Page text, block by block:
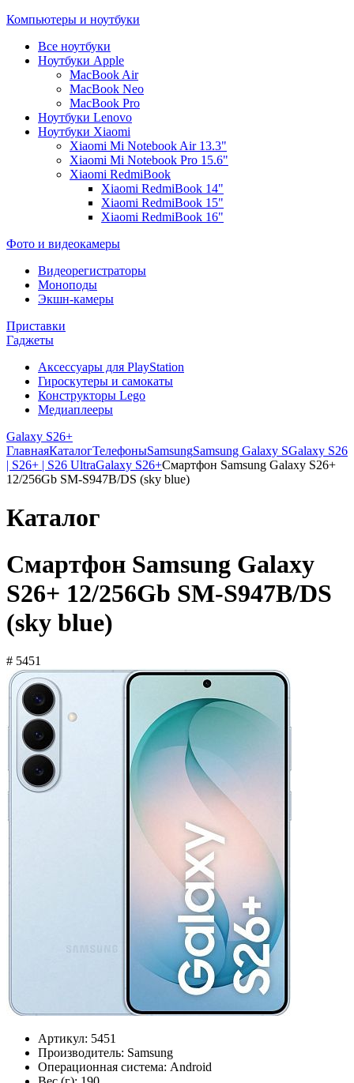
Компьютеры и ноутбуки
Все ноутбуки
Ноутбуки Apple
MacBook Air
MacBook Neo
MacBook Pro
Ноутбуки Lenovo
Ноутбуки Xiaomi
Xiaomi Mi Notebook Air 13.3"
Xiaomi Mi Notebook Pro 15.6"
Xiaomi RedmiBook
Xiaomi RedmiBook 14"
Xiaomi RedmiBook 15"
Xiaomi RedmiBook 16"
Фото и видеокамеры
Видеорегистраторы
Моноподы
Экшн-камеры
Приставки
Гаджеты
Аксессуары для PlayStation
Гироскутеры и самокаты
Конструкторы Lego
Медиаплееры
Galaxy S26+
ГлавнаяКаталогТелефоныSamsungSamsung Galaxy SGalaxy S26
| S26+ | S26 UltraGalaxy S26+Смартфон Samsung Galaxy S26+
12/256Gb SM-S947B/DS (sky blue)
Каталог
Смартфон Samsung Galaxy
S26+ 12/256Gb SM-S947B/DS
(sky blue)
# 5451
Артикул: 5451
Производитель: Samsung
Операционная система: Android